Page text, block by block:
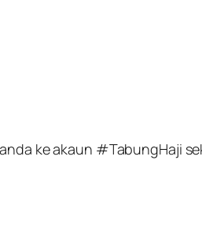
ke akaun #TabungHaji